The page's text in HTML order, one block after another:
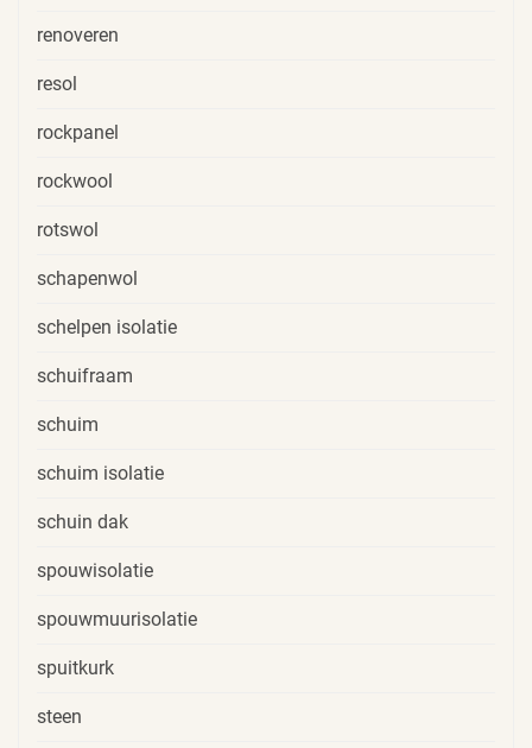
renoveren
resol
rockpanel
rockwool
rotswol
schapenwol
schelpen isolatie
schuifraam
schuim
schuim isolatie
schuin dak
spouwisolatie
spouwmuurisolatie
spuitkurk
steen